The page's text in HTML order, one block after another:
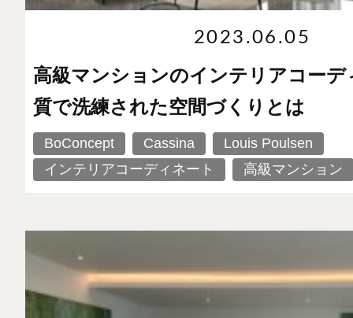
2023.06.05
高級マンションのインテリアコーデ
質で洗練された空間づくりとは
BoConcept Cassina
Louis Poulsen
インテリアコーディネート
高級マンション